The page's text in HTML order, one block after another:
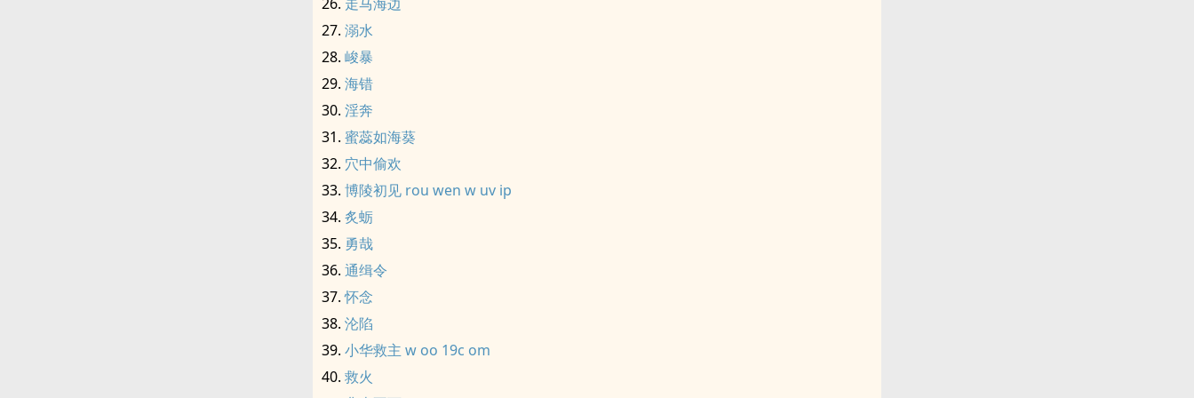
溺水
峻暴
海错
淫奔
蜜蕊如海葵
穴中偷欢
博陵初见 rou wen w uv ip
炙蛎
勇哉
通缉令
怀念
沦陷
小华救主 w oo 19c om
救火